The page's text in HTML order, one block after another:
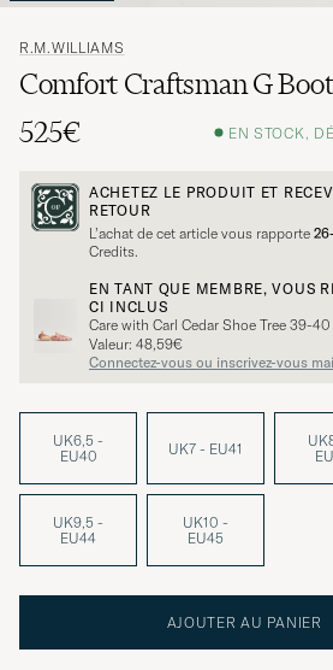
R.M.WILLIAMS
Comfort Craftsman G
525€
EN STOCK,
ACHETEZ LE PRODUIT ET
RETOUR
L’achat de cet article vous rapporte
Credits.
EN TANT QUE MEMBRE, VOUS
CI INCLUS
Care with Carl Cedar Shoe Tree 39-40
Valeur: 48,59€
Connectez-vous ou inscrivez-vous
UK6,5 -
EU40
UK7 - EU41
UK9,5 -
EU44
UK10 -
EU45
AJOUTER AU PANIER